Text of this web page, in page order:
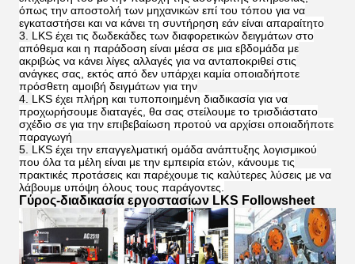
όπως την αποστολή των μηχανικών επί του τόπου για να
εγκαταστήσει και να κάνει τη συντήρηση εάν είναι απαραίτητο
LKS έχει τις δωδεκάδες των διαφορετικών δειγμάτων στο
απόθεμα και η παράδοση είναι μέσα σε μια εβδομάδα με
ακριβώς να κάνει λίγες αλλαγές για να ανταποκριθεί στις
ανάγκες σας, εκτός από δεν υπάρχει καμία οποιαδήποτε
πρόσθετη αμοιβή δειγμάτων για την
LKS έχει πλήρη και τυποποιημένη διαδικασία για να
προχωρήσουμε διαταγές, θα σας στείλουμε το τρισδιάστατο
σχέδιο σε για την επιβεβαίωση προτού να αρχίσει οποιαδήποτε
παραγωγή
LKS έχει την επαγγελματική ομάδα ανάπτυξης λογισμικού
που όλα τα μέλη είναι με την εμπειρία ετών, κάνουμε τις
πρακτικές προτάσεις και παρέχουμε τις καλύτερες λύσεις με να
λάβουμε υπόψη όλους τους παράγοντες.
Γύρος-διαδικασία εργοστασίων LKS Followsheet